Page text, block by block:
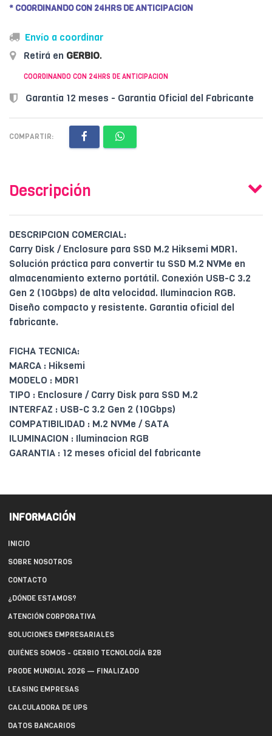
* COORDINANDO CON 24HRS DE ANTICIPACION
Envío a coordinar
Retirá en GERBIO.
COORDINANDO CON 24HRS DE ANTICIPACION
Garantía 12 meses - Garantia Oficial del Fabricante
COMPARTIR:
Descripción
DESCRIPCION COMERCIAL:
Carry Disk / Enclosure para SSD M.2 Hiksemi MDR1.
Solución práctica para convertir tu SSD M.2 NVMe en
almacenamiento externo portátil. Conexión USB-C 3.2
Gen 2 (10Gbps) de alta velocidad. Iluminacion RGB.
Diseño compacto y resistente. Garantia oficial del
fabricante.
FICHA TECNICA:
MARCA : Hiksemi
MODELO : MDR1
TIPO : Enclosure / Carry Disk para SSD M.2
INTERFAZ : USB-C 3.2 Gen 2 (10Gbps)
COMPATIBILIDAD : M.2 NVMe / SATA
ILUMINACION : Iluminacion RGB
GARANTIA : 12 meses oficial del fabricante
INFORMACIÓN
INICIO
SOBRE NOSOTROS
CONTACTO
¿DÓNDE ESTAMOS?
ATENCIÓN CORPORATIVA
SOLUCIONES EMPRESARIALES
QUIÉNES SOMOS - GERBIO TECNOLOGÍA B2B
PRODE MUNDIAL 2026 — FINALIZADO
LEASING EMPRESAS
CALCULADORA DE UPS
DATOS BANCARIOS